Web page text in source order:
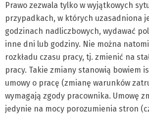
Prawo zezwala tylko w wyjątkowych
przypadkach, w których uzasadniona
godzinach nadliczbowych, wydawać
inne dni lub godziny. Nie można
rozkładu czasu pracy, tj. zmienić na
pracy. Takie zmiany stanowią bowiem
umowy o pracę (zmianę warunków
wymagają zgody pracownika. Umowę
jedynie na mocy porozumienia stron